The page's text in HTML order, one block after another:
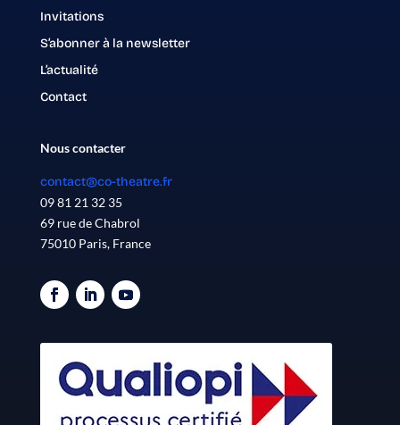
Invitations
S’abonner à la newsletter
L’actualité
Contact
Nous contacter
contact@co-theatre.fr
09 81 21 32 35
69 rue de Chabrol
75010 Paris, France